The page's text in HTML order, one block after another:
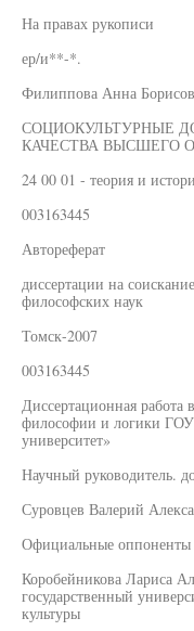
На правах рукописи
ер/и**-*.
Филиппова Анна
СОЦИОКУЛЬТУРНЫЕ
КАЧЕСТВА ВЫСШЕГО
24 00 01 - теория и
003163445
Автореферат
диссертации на
философских наук
Томск-2007
003163445
Диссертационная работа
философии и логики
университет»
Научный руководитель.
Суровцев Валерий
Официальные оппоненты
Коробейникова Лариса
государственный
культуры